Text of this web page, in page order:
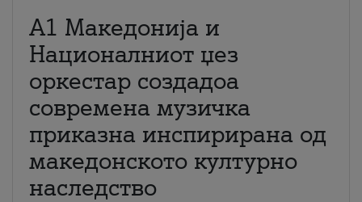
А1 Македонија и
Националниот џез
оркестар создадоа
современа музичка
приказна инспирирана од
македонското културно
наследство